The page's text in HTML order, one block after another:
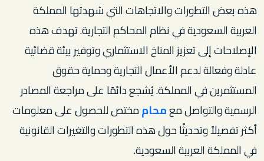
هذه بعض التطورات والاتجاهات التي شهدتها المملكة
العربية السعودية في نظام المحاكم التجارية. تهدف هذه
الإصلاحات إلى تعزيز المناخ الاستثماري وتوفير بيئة قضائية
عادلة وفعالة لدعم الأعمال التجارية وحماية حقوق
المستثمرين في المملكة. يُشجع دائمًا على مراجعة المصادر
الرسمية والتواصل معمحاممختص للحصول على معلومات
أكثر تفصيلاً وتحديثًا حول هذه التطورات والتغيرات القانونية
في المملكة العربية السعودية.